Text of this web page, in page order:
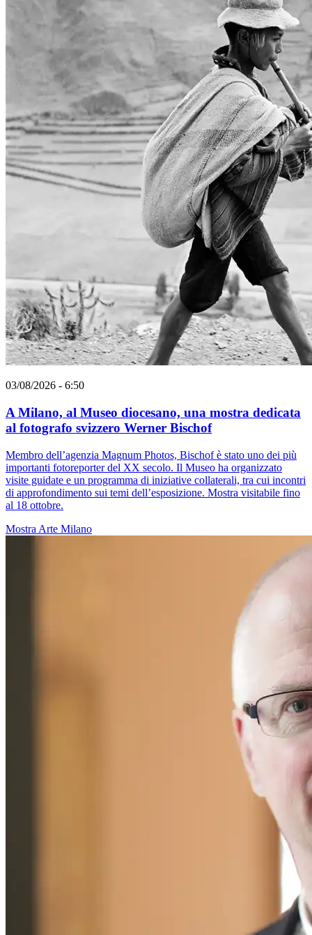
03/08/2026 - 6:50
A Milano, al Museo diocesano, una mostra dedicata
al fotografo svizzero Werner Bischof
Membro dell’agenzia Magnum Photos, Bischof è stato uno dei più
importanti fotoreporter del XX secolo. Il Museo ha organizzato
visite guidate e un programma di iniziative collaterali, tra cui incontri
di approfondimento sui temi dell’esposizione. Mostra visitabile fino
al 18 ottobre.
Mostra Arte Milano